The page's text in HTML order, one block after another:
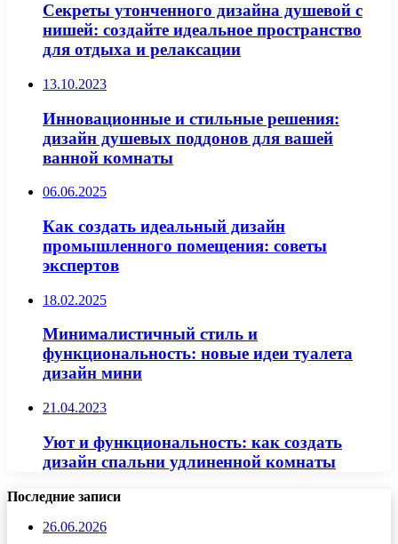
Секреты утонченного дизайна душевой с
нишей: создайте идеальное пространство
для отдыха и релаксации
13.10.2023
Инновационные и стильные решения:
дизайн душевых поддонов для вашей
ванной комнаты
06.06.2025
Как создать идеальный дизайн
промышленного помещения: советы
экспертов
18.02.2025
Минималистичный стиль и
функциональность: новые идеи туалета
дизайн мини
21.04.2023
Уют и функциональность: как создать
дизайн спальни удлиненной комнаты
Последние записи
26.06.2026